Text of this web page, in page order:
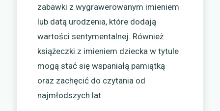
zabawki z wygrawerowanym imieniem
lub datą urodzenia, które dodają
wartości sentymentalnej. Również
książeczki z imieniem dziecka w tytule
mogą stać się wspaniałą pamiątką
oraz zachęcić do czytania od
najmłodszych lat.